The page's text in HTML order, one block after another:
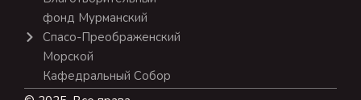
фонд Мурманский
Спасо-Преображенский
Морской
Кафедральный Собор